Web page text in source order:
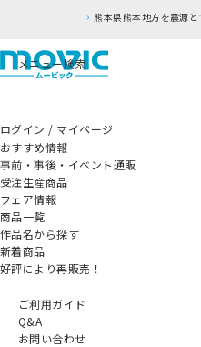
熊本県熊本地方を震源とする地
メニュー検索
ログイン / マイページ
おすすめ情報
事前・事後・イベント通販
受注生産商品
フェア情報
商品一覧
作品名から探す
新着商品
好評により再販売！
ご利用ガイド
Q&A
お問い合わせ